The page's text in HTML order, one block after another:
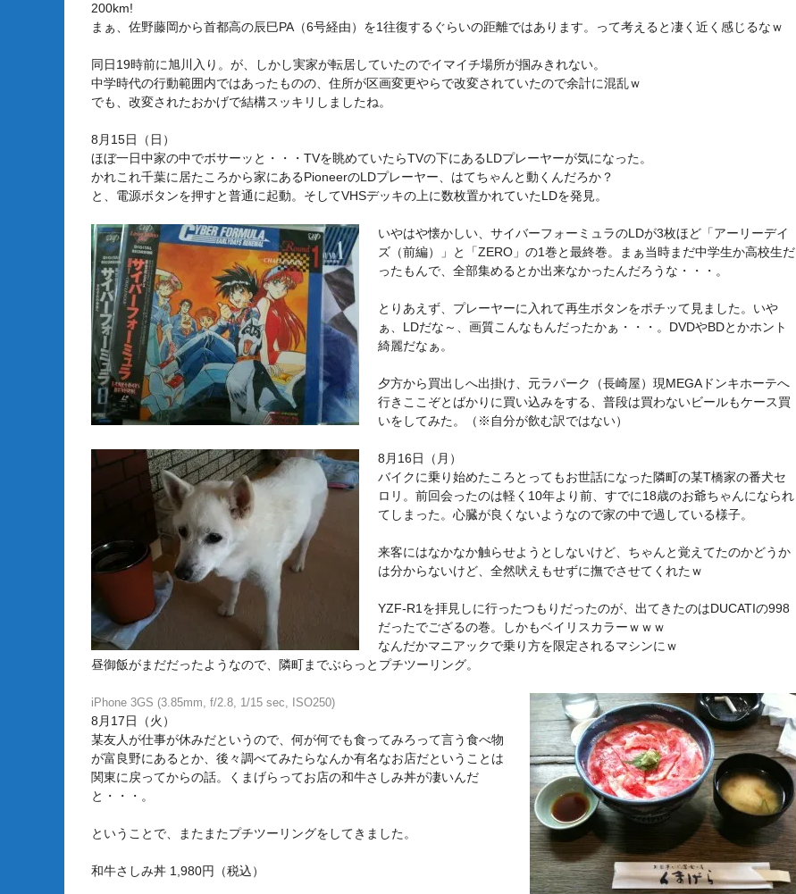
200km!
まぁ、佐野藤岡から首都高の辰巳PA（6号経由）を1往復するぐらいの距離ではあります。って考えると凄く近く感じるなｗ
同日19時前に旭川入り。が、しかし実家が転居していたのでイマイチ場所が掴みきれない。
中学時代の行動範囲内ではあったものの、住所が区画変更やらで改変されていたので余計に混乱ｗ
でも、改変されたおかげで結構スッキリしましたね。
8月15日（日）
ほぼ一日中家の中でボサーッと・・・TVを眺めていたらTVの下にあるLDプレーヤーが気になった。
かれこれ千葉に居たころから家にあるPioneerのLDプレーヤー、はてちゃんと動くんだろか？
と、電源ボタンを押すと普通に起動。そしてVHSデッキの上に数枚置かれていたLDを発見。
いやはや懐かしい、サイバーフォーミュラのLDが3枚ほど「アーリーデイ
ズ（前編）」と「ZERO」の1巻と最終巻。まぁ当時まだ中学生か高校生だ
ったもんで、全部集めるとか出来なかったんだろうな・・・。
とりあえず、プレーヤーに入れて再生ボタンをポチッて見ました。いや
ぁ、LDだな～、画質こんなもんだったかぁ・・・。DVDやBDとかホント
綺麗だなぁ。
夕方から買出しへ出掛け、元ラパーク（長崎屋）現MEGAドンキホーテへ
行きここぞとばかりに買い込みをする、普段は買わないビールもケース買
いをしてみた。（※自分が飲む訳ではない）
8月16日（月）
バイクに乗り始めたころとってもお世話になった隣町の某T橋家の番犬セ
ロリ。前回会ったのは軽く10年より前、すでに18歳のお爺ちゃんになられ
てしまった。心臓が良くないようなので家の中で過している様子。
来客にはなかなか触らせようとしないけど、ちゃんと覚えてたのかどうか
は分からないけど、全然吠えもせずに撫でさせてくれたｗ
YZF-R1を拝見しに行ったつもりだったのが、出てきたのはDUCATIの998
だったでござるの巻。しかもベイリスカラーｗｗｗ
なんだかマニアックで乗り方を限定されるマシンにｗ
昼御飯がまだだったようなので、隣町までぶらっとプチツーリング。
iPhone 3GS (3.85mm, f/2.8, 1/15 sec, ISO250)
8月17日（火）
某友人が仕事が休みだというので、何が何でも食ってみろって言う食べ物
が富良野にあるとか、後々調べてみたらなんか有名なお店だということは
関東に戻ってからの話。くまげらってお店の和牛さしみ丼が凄いんだ
と・・・。
ということで、またまたプチツーリングをしてきました。
和牛さしみ丼 1,980円（税込）